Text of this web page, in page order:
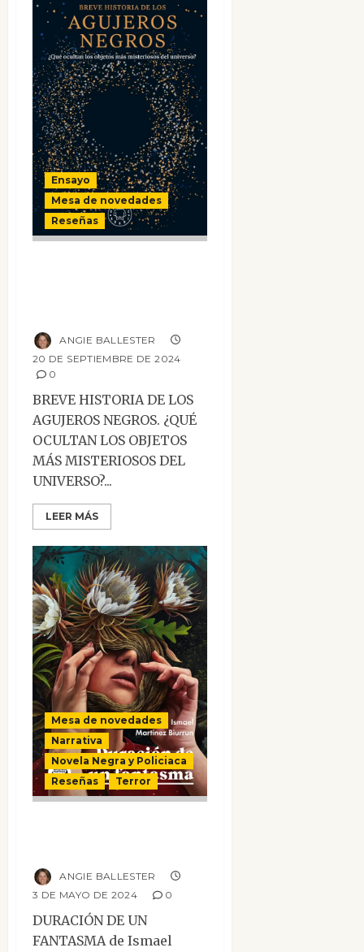
Ensayo
Mesa de novedades
Reseñas
ANGIE BALLESTER
20 DE SEPTIEMBRE DE 2024
0
BREVE HISTORIA DE LOS
AGUJEROS NEGROS. ¿QUÉ
OCULTAN LOS OBJETOS
MÁS MISTERIOSOS DEL
UNIVERSO?...
LEER MÁS
Mesa de novedades
Narrativa
Novela Negra y Policiaca
Reseñas
Terror
ANGIE BALLESTER
3 DE MAYO DE 2024
0
DURACIÓN DE UN
FANTASMA de Ismael